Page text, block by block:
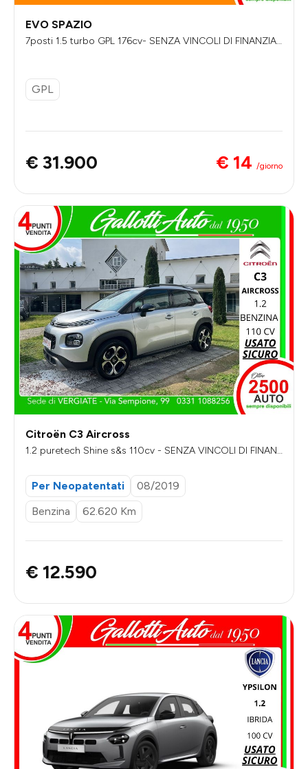
EVO SPAZIO
7posti 1.5 turbo GPL 176cv- SENZA VINCOLI DI FINANZIA
GPL
€ 31.900 € 14 /giorno
Citroën C3 Aircross
1.2 puretech Shine s&s 110cv - SENZA VINCOLI DI FINAN
Per Neopatentati
08/2019
Benzina
62.620 Km
€ 12.590